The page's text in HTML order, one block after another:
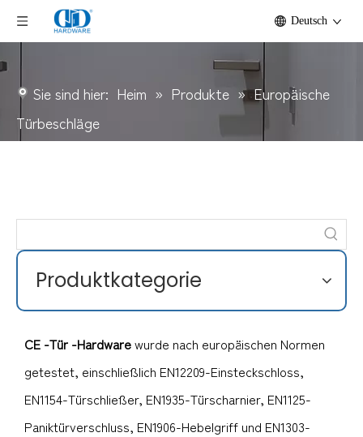
Deutsch
Sie sind hier: Heim » Produkte »Europäische
Türbeschläge
Produktkategorie
CE -Tür -Hardwarewurde nach europäischen Normen
getestet, einschließlich EN12209-Einsteckschloss,
EN1154-Türschließer, EN1935-Türscharnier, EN1125-
Paniktürverschluss, EN1906-Hebelgriff und EN1303-